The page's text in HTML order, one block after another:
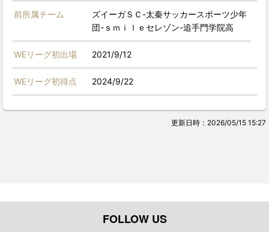
前所属チーム
ズイーガＳＣ-太秦サッカースポーツ少年
団-ｓｍｉｌｅセレゾン-追手門学院高
WEリーグ初出場 2021/9/12
WEリーグ初得点 2024/9/22
更新日時：2026/05/15 15:27
FOLLOW US